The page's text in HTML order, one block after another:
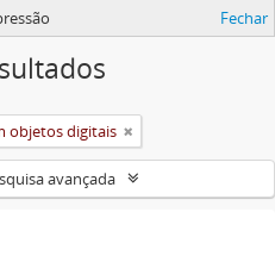
Fechar
objetos digitais
avançada